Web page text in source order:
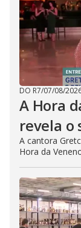
DO R7/07/08/
A Hora
revela o
A cantora
Hora da